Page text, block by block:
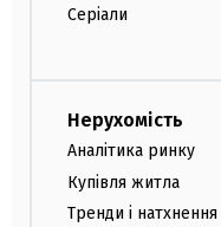
Серіали
Нерухомість
Аналітика ринку
Купівля житла
Тренди і натхнення